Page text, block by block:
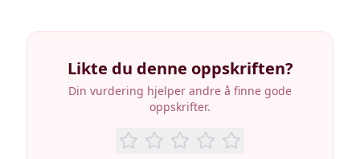
Likte du denne oppskriften?
Din vurdering hjelper andre å finne gode
oppskrifter.